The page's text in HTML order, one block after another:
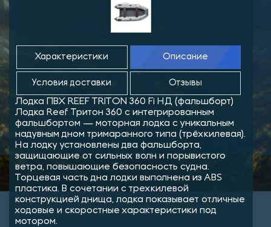
Характеристики Описание
Условия доставки Отзывы
Лодка ПВХ REEF TRITON 360 Fi НД (фальшборт)
Лодка Reef Тритон 360 с интегрированным
фальшбортом — моторная лодка с уникальным
надувным дном тримаранного типа (трёхкилевая).
На лодку установлены два фальшборта,
защищающие от сильных волн и порывистого
ветра, повышающие безопасность судна.
Торцевая часть дна лодки выполнена из ABS
пластика. В сочетании с трехкилевой
конструкцией днища, лодка показывает отличные
ходовые и скоростные характеристики под
мотором.